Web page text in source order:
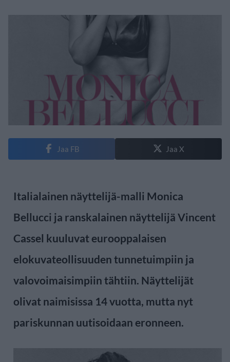
Jaa FB Jaa X
Italialainen näyttelijä-malli Monica
Bellucci ja ranskalainen näyttelijä Vincent
Cassel kuuluvat eurooppalaisen
elokuvateollisuuden tunnetuimpiin ja
valovoimaisimpiin tähtiin. Näyttelijät
olivat naimisissa 14 vuotta, mutta nyt
pariskunnan uutisoidaan eronneen.